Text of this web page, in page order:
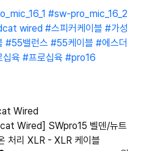
#sw-pro_mic_16_2
wired #스피커케이블 #가성
#55밸런스 #55케이블 #에스더
십육 #프로십육 #pro16
Wired
Wired] SWpro15 벨덴/뉴트
처리 XLR - XLR 케이블